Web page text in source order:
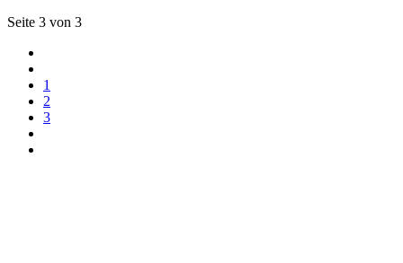
Seite 3 von 3
1
2
3